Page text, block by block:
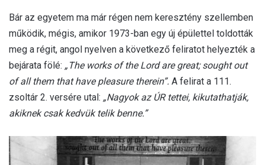
Bár az egyetem ma már régen nem keresztény szellemben
működik, mégis, amikor 1973-ban egy új épülettel toldották
meg a régit, angol nyelven a következő feliratot helyezték a
bejárata fölé: „The works of the Lord are great; sought out
of all them that have pleasure therein”. A felirat a 111.
zsoltár 2. versére utal: „Nagyok az ÚR tettei, kikutathatják,
akiknek csak kedvük telik benne.”